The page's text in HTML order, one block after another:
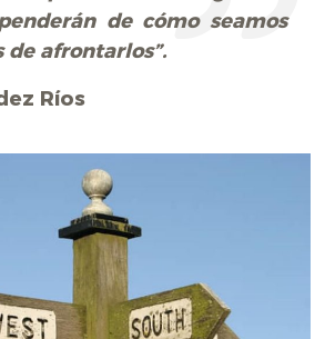
de cómo seamos
de afrontarlos”.
Ríos